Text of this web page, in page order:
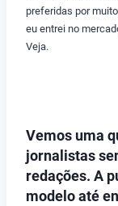
preferidas por
eu entrei no
Veja.
Vemos uma
jornalistas
redações. A
modelo até